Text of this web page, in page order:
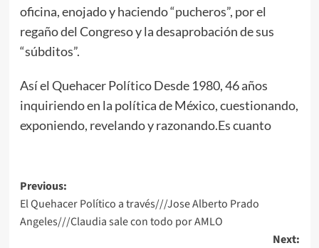
oficina, enojado y haciendo “pucheros”, por el
regaño del Congreso y la desaprobación de sus
“súbditos”.
Así el Quehacer Político Desde 1980, 46 años
inquiriendo en la política de México, cuestionando,
exponiendo, revelando y razonando.Es cuanto
Post
navigation
Previous:
El Quehacer Político a través///Jose Alberto Prado
Angeles///Claudia sale con todo por AMLO
Next: